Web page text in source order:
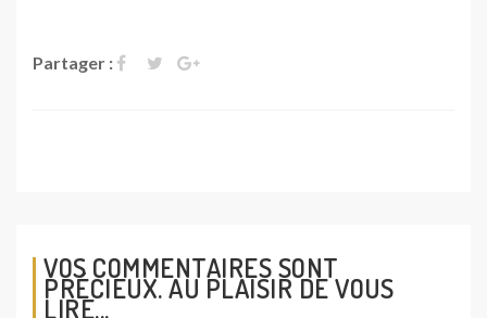
Partager :
VOS COMMENTAIRES SONT
PRÉCIEUX. AU PLAISIR DE VOUS
LIRE...